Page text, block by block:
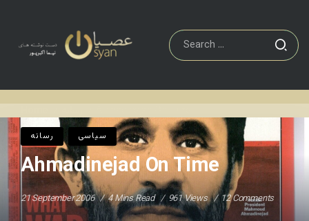
رسانه سياسی
Ahmadinejad On Time
21 September 2006 4 Mins Read 961 Views 12 Comments